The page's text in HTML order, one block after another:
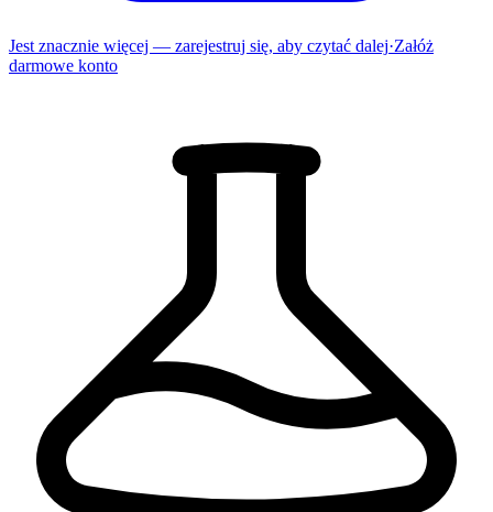
Jest znacznie więcej — zarejestruj się, aby czytać dalej·Załóż
darmowe konto